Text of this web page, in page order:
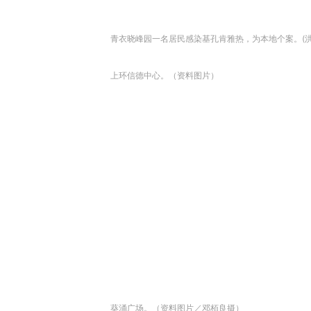
青衣晓峰园一名居民感染基孔肯雅热，为本地个案。(洪
上环信德中心。（资料图片）
葵涌广场。（资料图片／邓栢良摄）